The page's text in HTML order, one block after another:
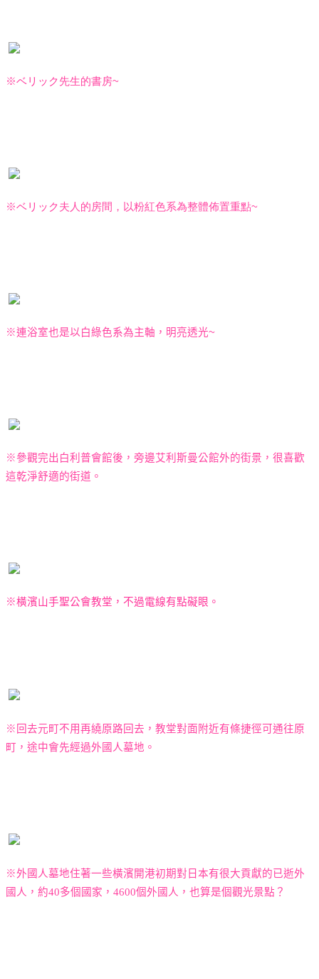
※ベリック先生的書房~
※ベリック夫人的房間，以粉紅色系為整體佈置重點~
※連浴室也是以白綠色系為主軸，明亮透光~
※參觀完出白利普會館後，旁邊艾利斯曼公館外的街景，很喜歡
這乾淨舒適的街道。
※橫濱山手聖公會教堂，不過電線有點礙眼。
※回去元町不用再繞原路回去，教堂對面附近有條捷徑可通往原
町，途中會先經過外國人墓地。
※外國人墓地住著一些橫濱開港初期對日本有很大貢獻的已逝外
國人，約40多個國家， 4600個外國人，也算是個觀光景點？